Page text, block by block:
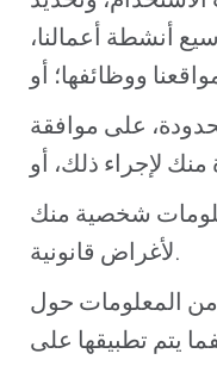
أنشطة أعمالنا،
ووظائفها؛ أو
على موافقة
لإجراء ذلك، أو
شخصية منك
لأغراض قانونية.
المعلومات حول
يتم تطبيقها على